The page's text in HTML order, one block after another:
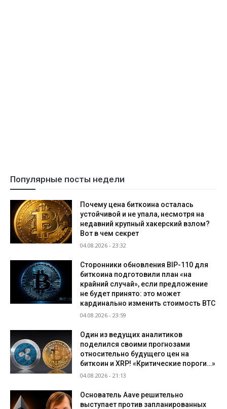
Популярные посты недели
Почему цена биткоина осталась
устойчивой и не упала, несмотря на
недавний крупный хакерский взлом?
Вот в чем секрет
04.08.2026 - 23:32
Сторонники обновления BIP-110 для
биткоина подготовили план «на
крайний случай», если предложение
не будет принято: это может
кардинально изменить стоимость BTC
04.08.2026 - 23:59
Один из ведущих аналитиков
поделился своими прогнозами
относительно будущего цен на
биткоин и XRP! «Критические пороги…»
04.08.2026 - 21:13
Основатель Aave решительно
выступает против запланированных